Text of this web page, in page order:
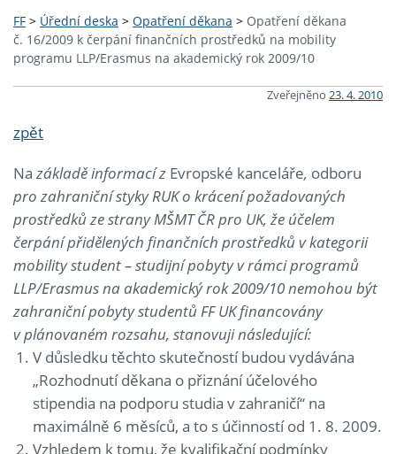
FF > Úřední deska > Opatření děkana > Opatření děkana
č. 16/2009 k čerpání finančních prostředků na mobility
programu LLP/Erasmus na akademický rok 2009/10
Zveřejněno 23. 4. 2010
zpět
Nazákladě informací z Evropské kanceláře, odboru
pro zahraniční styky RUK o krácení požadovaných
prostředků ze strany MŠMT ČR pro UK, že účelem
čerpání přidělených finančních prostředků v kategorii
mobility student – studijní pobyty v rámci programů
LLP/Erasmus na akademický rok 2009/10 nemohou být
zahraniční pobyty studentů FF UK financovány
v plánovaném rozsahu, stanovuji následující:
V důsledku těchto skutečností budou vydávána
„Rozhodnutí děkana o přiznání účelového
stipendia na podporu studia v zahraničí“ na
maximálně 6 měsíců, a to s účinností od 1. 8. 2009.
Vzhledem k tomu, že kvalifikační podmínky